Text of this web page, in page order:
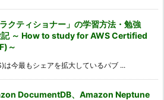
クティショナー」の学習方法・勉強
記 ～ How to study for AWS Certified
～
今最もシェアを拡大しているパブ ...
DocumentDB、Amazon Neptune